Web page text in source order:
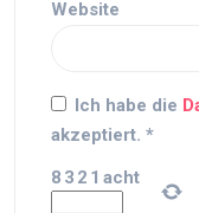
Website
Ich habe die
akzeptiert. *
8 3 2 1 acht